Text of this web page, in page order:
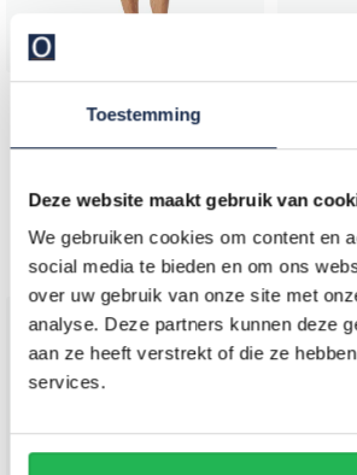
Toestemming
Deze website maakt gebruik van
We gebruiken cookies om content en
social media te bieden en om ons
over uw gebruik van onze site met
analyse. Deze partners kunnen deze
aan ze heeft verstrekt of die ze
services.
Schiesser
shortama rood zwart katoen
€ 59,95 € 47,96
20%
€ 59,95
Toevoegen aan